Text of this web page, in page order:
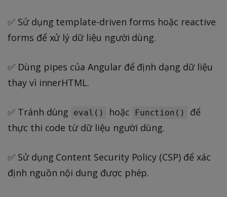
✅ Sử dụng template-driven forms hoặc reactive
forms để xử lý dữ liệu người dùng.
✅ Dùng pipes của Angular để định dạng dữ liệu
thay vì innerHTML.
✅ Tránh dùng eval() hoặc Function()
để
thực thi code từ dữ liệu người dùng.
✅ Sử dụng Content Security Policy (CSP) để xác
định nguồn nội dung được phép.